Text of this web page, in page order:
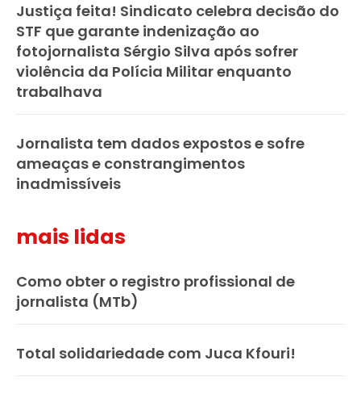
Justiça feita! Sindicato celebra decisão do
STF que garante indenização ao
fotojornalista Sérgio Silva após sofrer
violência da Polícia Militar enquanto
trabalhava
Jornalista tem dados expostos e sofre
ameaças e constrangimentos
inadmissíveis
mais lidas
Como obter o registro profissional de
jornalista (MTb)
Total solidariedade com Juca Kfouri!